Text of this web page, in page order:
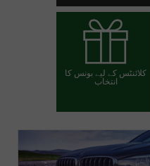
ڈیمو اکاؤنٹ کھولیں
کلائنٹس کے لیے بونس کا
انتخاب
اپنا بونس منتخب کریں